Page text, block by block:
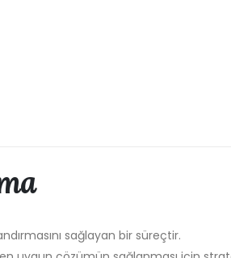
sağlayan bir süreçtir.